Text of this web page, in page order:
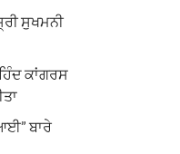
ਸੁਖਮਨੀ
ਕਾਂਗਰਸ
ਬਾਰੇ